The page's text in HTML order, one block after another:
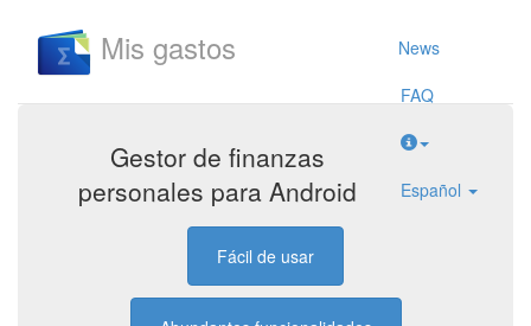
News
FAQ
Español
Mis gastos
Gestor de finanzas
personales para Android
Fácil de usar